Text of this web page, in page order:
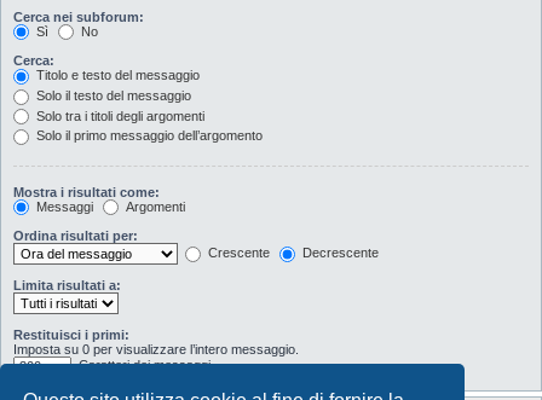
Cerca nei subforum:
Sì
No
Cerca:
Titolo e testo del messaggio
Solo il testo del messaggio
Solo tra i titoli degli argomenti
Solo il primo messaggio dell’argomento
Mostra i risultati come:
Messaggi
Argomenti
Ordina risultati per:
Crescente
Decrescente
Limita risultati a:
Restituisci i primi:
Imposta su 0 per visualizzare l’intero messaggio.
Caratteri dei messaggi